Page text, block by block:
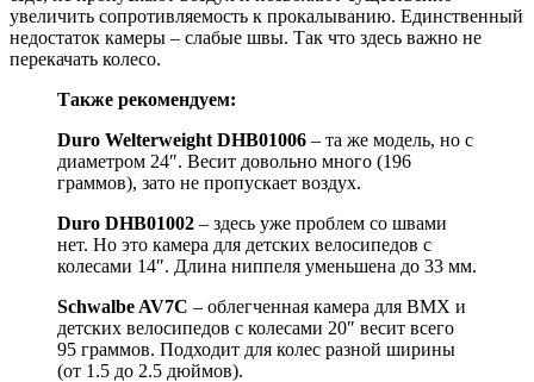
увеличить сопротивляемость к прокалыванию. Единственный
недостаток камеры – слабые швы. Так что здесь важно не
перекачать колесо.
Также рекомендуем:
Duro Welterweight DHB01006 – та же модель, но с
диаметром 24″. Весит довольно много (196
граммов), зато не пропускает воздух.
Duro DHB01002 – здесь уже проблем со швами
нет. Но это камера для детских велосипедов с
колесами 14″. Длина ниппеля уменьшена до 33 мм.
Schwalbe AV7C – облегченная камера для BMX и
детских велосипедов с колесами 20″ весит всего
95 граммов. Подходит для колес разной ширины
(от 1.5 до 2.5 дюймов).